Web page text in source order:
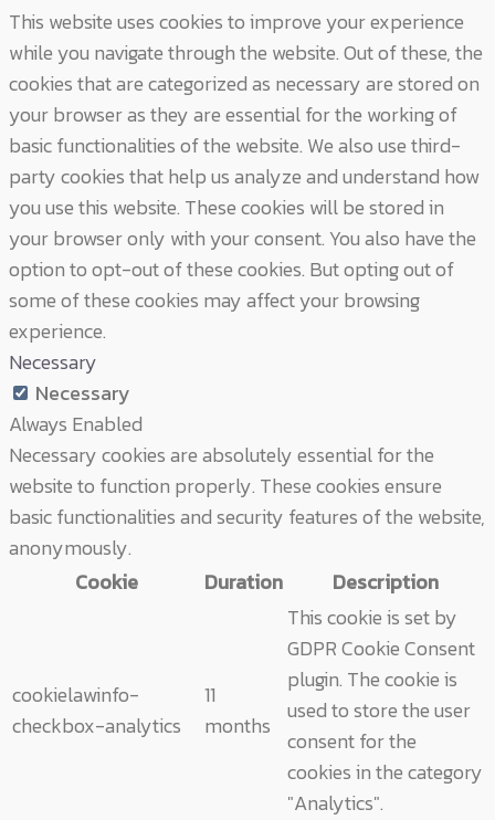
This website uses cookies to improve your experience
while you navigate through the website. Out of these, the
cookies that are categorized as necessary are stored on
your browser as they are essential for the working of
basic functionalities of the website. We also use third-
party cookies that help us analyze and understand how
you use this website. These cookies will be stored in
your browser only with your consent. You also have the
option to opt-out of these cookies. But opting out of
some of these cookies may affect your browsing
experience.
Necessary
Necessary
Always Enabled
Necessary cookies are absolutely essential for the
website to function properly. These cookies ensure
basic functionalities and security features of the website,
anonymously.
Cookie
Duration Description
cookielawinfo-
checkbox-analytics
11
months
This cookie is set by
GDPR Cookie Consent
plugin. The cookie is
used to store the user
consent for the
cookies in the category
"Analytics".